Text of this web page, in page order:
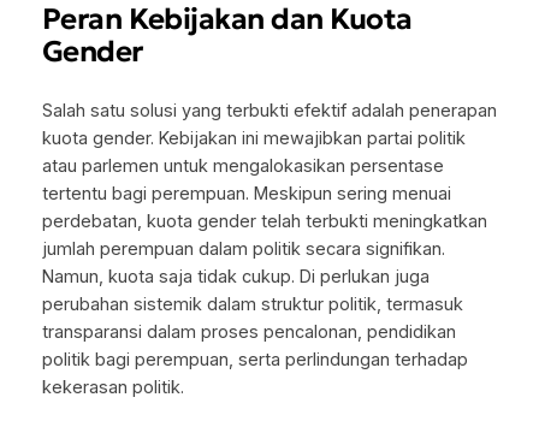
Peran Kebijakan dan Kuota
Gender
Salah satu solusi yang terbukti efektif adalah penerapan
kuota gender. Kebijakan ini mewajibkan partai politik
atau parlemen untuk mengalokasikan persentase
tertentu bagi perempuan. Meskipun sering menuai
perdebatan, kuota gender telah terbukti meningkatkan
jumlah perempuan dalam politik secara signifikan.
Namun, kuota saja tidak cukup. Di perlukan juga
perubahan sistemik dalam struktur politik, termasuk
transparansi dalam proses pencalonan, pendidikan
politik bagi perempuan, serta perlindungan terhadap
kekerasan politik.